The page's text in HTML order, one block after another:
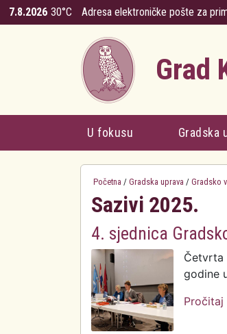
Skoči na glavni sadržaj
7.8.2026 30°C Adresa elektroničke pošte za
Grad
U fokusu Gradska
Početna / Gradska uprava / Gradsko
Sazivi 2025.
4. sjednica
Četvrta
godine
Pročitaj